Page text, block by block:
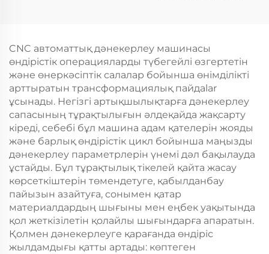
CNC автоматтық дәнекерлеу машинасы
өндірістік операцияларды түбегейлі өзгертетін
және өнеркәсіптік салалар бойынша өнімділікті
арттыратын трансформациялық пайдalar
ұсынады. Негізгі артықшылықтарға дәнекерлеу
сапасының тұрақтылығын әлдеқайда жақсарту
кіреді, себебі бұл машина адам қателерін жояды
және барлық өндірістік цикл бойынша маңызды
дәнекерлеу параметрлерін үнемі дәл бақылауда
ұстайды. Бұл тұрақтылық тікелей қайта жасау
көрсеткіштерін төмендетуге, қабылданбау
пайызын азайтуға, сонымен қатар
материалдардың шығыны мен еңбек уақытында
қол жеткізілетін қолайлы шығындарға апаратын.
Қолмен дәнекерлеуге қарағанда өндіріс
жылдамдығы қатты артады: көптеген